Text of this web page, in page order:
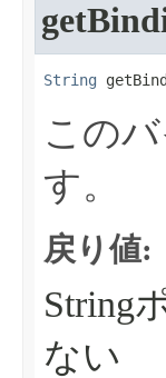
String
この
す。
戻り値:
String
ない